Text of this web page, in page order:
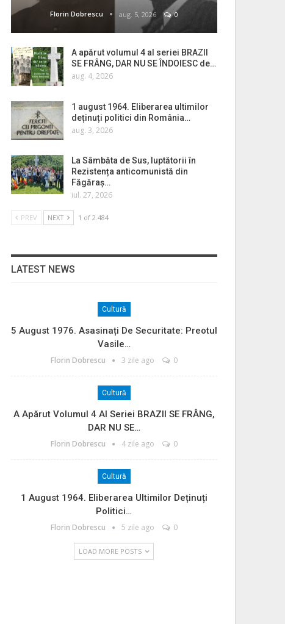
Florin Dobrescu aug. 5, 2026 0
A apărut volumul 4 al seriei BRAZII
SE FRÂNG, DAR NU SE ÎNDOIESC de…
aug. 4, 2026
1 august 1964. Eliberarea ultimilor
deținuți politici din România…
aug. 3, 2026
La Sâmbăta de Sus, luptătorii în
Rezistența anticomunistă din
Făgăraș…
iul. 27, 2026
PREV NEXT 1 of 2.484
LATEST NEWS
Cultură
5 August 1976. Asasinați De Securitate: Preotul
Vasile…
Florin Dobrescu 3 zile ago 0
Cultură
A Apărut Volumul 4 Al Seriei BRAZII SE FRÂNG,
DAR NU SE…
Florin Dobrescu 4 zile ago 0
Cultură
1 August 1964. Eliberarea Ultimilor Deținuți
Politici…
Florin Dobrescu 5 zile ago 0
LOAD MORE POSTS